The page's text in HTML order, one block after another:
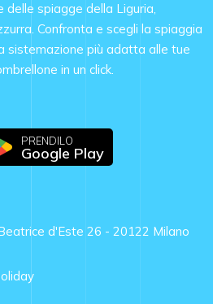
spiagge della Liguria,
Confronta e scegli la spiaggia
sistemazione più adatta alle tue
in un click.
PRENDILO
Google Play
d'Este 26 - 20122 Milano